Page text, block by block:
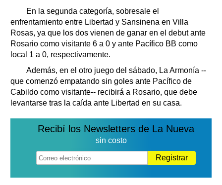
Fúnebres
Edictos
Teléfonos de urgencia
En la segunda categoría, sobresale el
enfrentamiento entre Libertad y Sansinena en Villa
Rosas, ya que los dos vienen de ganar en el debut ante
Rosario como visitante 6 a 0 y ante Pacífico BB como
local 1 a 0, respectivamente.
Además, en el otro juego del sábado, La Armonía --
que comenzó empatando sin goles ante Pacífico de
Cabildo como visitante-- recibirá a Rosario, que debe
levantarse tras la caída ante Libertad en su casa.
Recibí los Newsletters de La Nueva
sin costo
Registrar